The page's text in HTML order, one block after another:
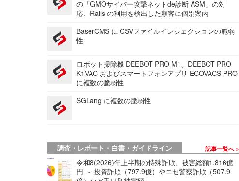
の「GMOサイバー攻撃ネットde診断 ASM」の対
応、Rails の利用を検出した顧客に個別案内
BaserCMS に CSVファイルインジェクションの脆弱
性
ロボット掃除機 DEEBOT PRO M1、DEEBOT PRO
K1VAC およびスマートフォンアプリ ECOVACS PRO
に複数の脆弱性
SGLang に複数の脆弱性
調査・レポート・白書・ガイドライン 記事一覧へ
令和8(2026)年上半期の特殊詐欺、被害総額1,816億
円 ～ 投資詐欺（797.9億）やニセ警察詐欺（507.9